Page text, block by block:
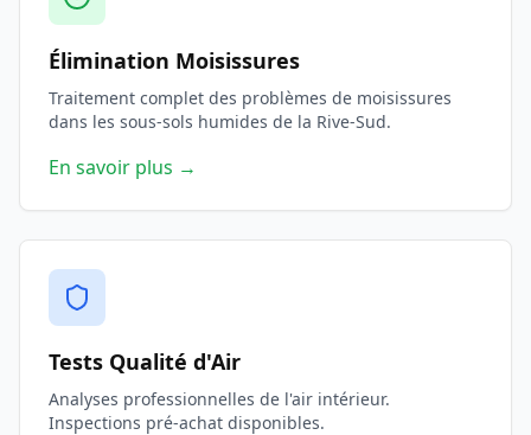
Élimination Moisissures
Traitement complet des problèmes de moisissures
dans les sous-sols humides de la Rive-Sud.
En savoir plus →
Tests Qualité d'Air
Analyses professionnelles de l'air intérieur.
Inspections pré-achat disponibles.